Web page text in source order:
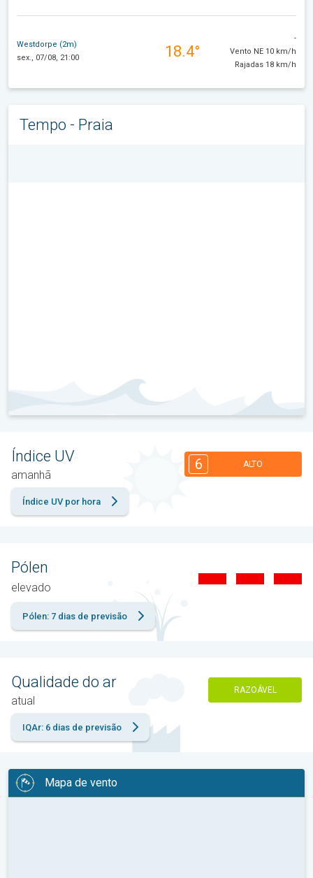
Westdorpe (2m)
sex., 07/08, 21:00
18.4°
-
Vento NE 10 km/h
Rajadas 18 km/h
Tempo - Praia
Índice UV
amanhã
6 ALTO
Índice UV por hora
Pólen
elevado
Pólen: 7 dias de previsão
Qualidade do ar
atual
RAZOÁVEL
IQAr: 6 dias de previsão
Mapa de vento